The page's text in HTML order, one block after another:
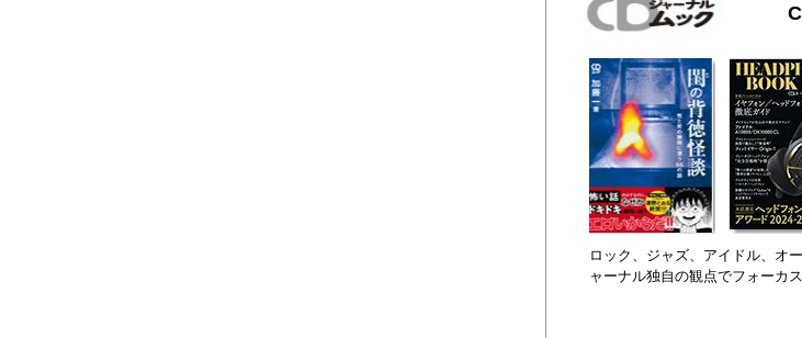
ロック、ジャズ、アイドル、オ
ャーナル独自の観点でフォーカ